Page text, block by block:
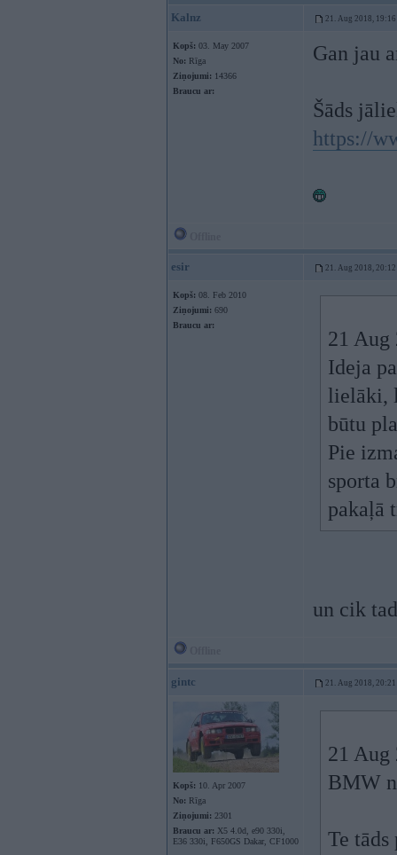
Kalnz 21. Aug 2018, 19:16
Kopš: 03. May 2007
No: Rīga
Ziņojumi: 14366
Braucu ar:
Gan jau
Šāds
https://
esir 21. Aug 2018, 20:12
Kopš: 08. Feb 2010
Ziņojumi: 690
Braucu ar:
21
Ideja
lielāki,
būtu
Pie
sporta
pakaļā
un cik
gintc 21. Aug 2018, 20:21
Kopš: 10. Apr 2007
No: Rīga
Ziņojumi: 2301
Braucu ar: X5 4.0d, e90 330i,
E36 330i, F650GS Dakar, CF1000
21
BMW
Te